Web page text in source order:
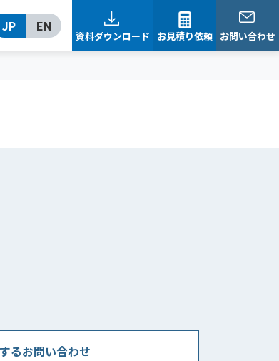
JP EN
資料ダウンロード お見積り依頼 お問い合わせ
るお問い合わせ